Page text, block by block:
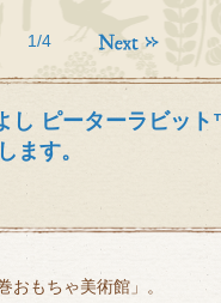
1/4
し ピーターラビッ
ます。
おもちゃ美術館」。